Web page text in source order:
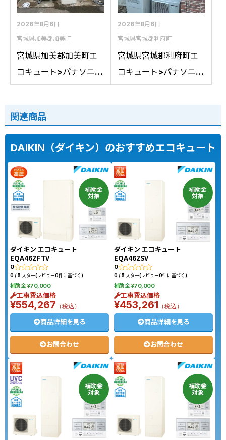
ックHE-S37LQSへの交
換
ソニックHE-D46FQS
への交換
2026年8月6日
宮城県加美郡加美町
宮城県加美郡加美町エ
コキュート>パナソニッ
ク交換工事施工事例：
からパナソニックHE-
LS46LQSへの交換
2026年8月6日
宮城県宮城郡利府町
宮城県宮城郡利府町エ
コキュート>パナソニッ
ク交換工事施工事例：
ックHE-S37LQSへの交
換
関連商品
DAIKIN（ダイキン）のおすすめエコキュート
補助金
対象
ダイキン エコキュート
EQA46ZFTV
0
0 / 5 スター(レビュー0件に基づく)
補助金 ¥70,000
工事費込価格
¥554,267 （税込）
商品詳細を見る
お問合わせ
補助金
対象
ダイキン エコキュート
EQA46ZSV
0
0 / 5 スター(レビュー0件に基づく)
補助金 ¥70,000
工事費込価格
¥453,261 （税込）
商品詳細を見る
お問合わせ
補助金
対象
補助金
対象